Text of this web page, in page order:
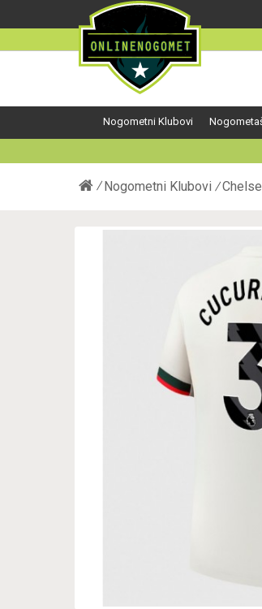
Nogometni Klubovi
Nogometni Klubovi